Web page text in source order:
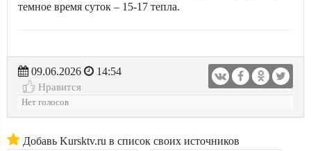
темное время суток – 15-17 тепла.
09.06.2026
14:54
Нравится
Нет голосов
Добавь Kursktv.ru в список своих источников